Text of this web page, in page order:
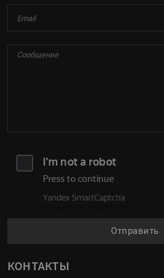
Отправить
КОНТАКТЫ